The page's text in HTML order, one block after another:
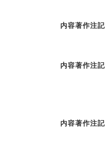
内容著作注記
内容著作注記
内容著作注記